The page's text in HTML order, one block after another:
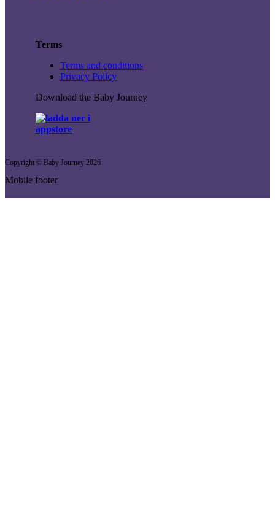
Terms
Terms and conditions
Privacy Policy
Download the Baby Journey
Copyright © Baby Journey 2026
Mobile footer